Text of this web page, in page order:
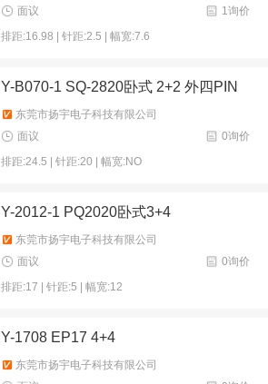
1询价
面议
排距:16.98 | 针距:2.5 | 幅宽:7.6
Y-B070-1 SQ-2820卧式 2+2 外四PIN
东莞市扬宇电子科技有限公司
0询价
面议
排距:24.5 | 针距:20 | 幅宽:NO
Y-2012-1 PQ2020卧式3+4
东莞市扬宇电子科技有限公司
0询价
面议
排距:17 | 针距:5 | 幅宽:12
Y-1708 EP17 4+4
东莞市扬宇电子科技有限公司